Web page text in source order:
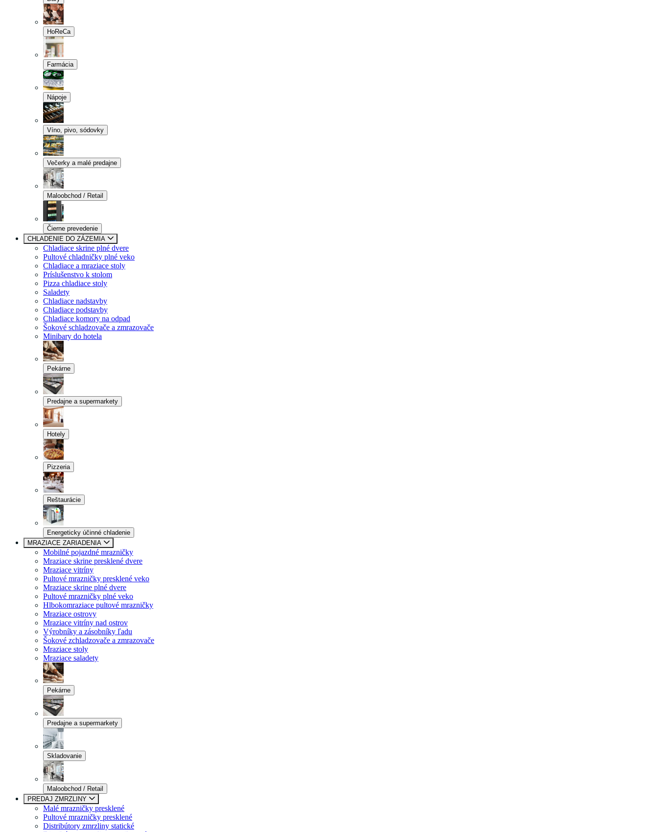
HoReCa
Farmácia
Nápoje
Víno, pivo, sódovky
Večerky a malé predajne
Maloobchod / Retail
Čierne prevedenie
CHLADENIE DO ZÁZEMIA
Chladiace skrine plné dvere
Pultové chladničky plné veko
Chladiace a mraziace stoly
Príslušenstvo k stolom
Pizza chladiace stoly
Saladety
Chladiace nadstavby
Chladiace podstavby
Chladiace komory na odpad
Šokové schladzovače a zmrazovače
Minibary do hotela
Pekárne
Predajne a supermarkety
Hotely
Pizzeria
Reštaurácie
Energeticky účinné chladenie
MRAZIACE ZARIADENIA
Mobilné pojazdné mrazničky
Mraziace skrine presklené dvere
Mraziace vitríny
Pultové mrazničky presklené veko
Mraziace skrine plné dvere
Pultové mrazničky plné veko
Hlbokomraziace pultové mrazničky
Mraziace ostrovy
Mraziace vitríny nad ostrov
Výrobníky a zásobníky ľadu
Šokové zchladzovače a zmrazovače
Mraziace stoly
Mraziace saladety
Pekárne
Predajne a supermarkety
Skladovanie
Maloobchod / Retail
PREDAJ ZMRZLINY
Malé mrazničky presklené
Pultové mrazničky presklené
Distribútory zmrzliny statické